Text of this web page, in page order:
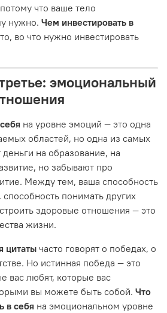
что ваше тело
нужно. Чем инвестировать в
во что нужно инвестировать
эмоциональный
на уровне эмоций — это одна
областей, но одна из самых
на образование, на
но забывают про
Между тем, ваша способность
понимать других
здоровые отношения — это
жизни.
цитаты часто говорят о победах, о
Но истинная победа — это
вас любят, которые вас
вы можете быть собой. Что
в себя на эмоциональном уровне